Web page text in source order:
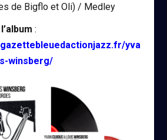
de Bigflo et Oli) / Medley
:
yva
winsberg/